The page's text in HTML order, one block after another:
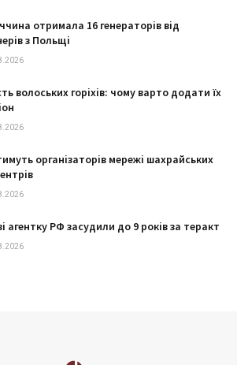
отримала 16 генераторів від
з Польщі
волоських горіхів: чому варто додати їх
організаторів мережі шахрайських
агентку РФ засудили до 9 років за теракт